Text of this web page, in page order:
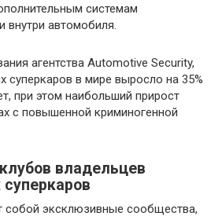
системам
внутри автомобиля.
агентства Automotive Security,
суперкаров в мире выросло на 35%
при этом наибольший прирост
с повышенной криминогенной
владельцев
собой эксклюзивные сообщества,